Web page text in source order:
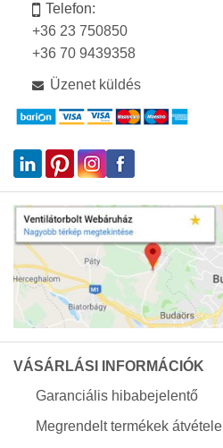
Telefon:
+36 23 750850
+36 70 9439358
Üzenet küldés
VÁSÁRLÁSI INFORMÁCIÓK
Garanciális hibabejelentő
Megrendelt termékek átvétele